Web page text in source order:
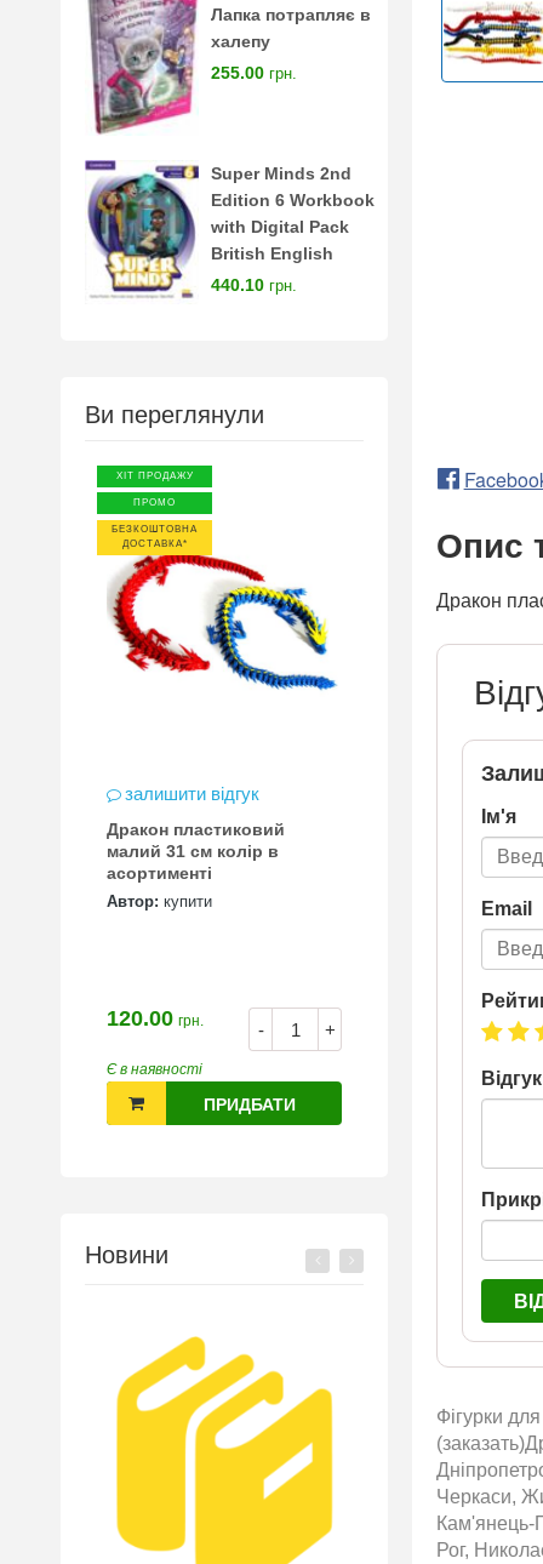
Лапка потрапляє в
халепу
255.00 грн.
Super Minds 2nd
Edition 6 Workbook
with Digital Pack
British English
440.10 грн.
Ви переглянули
ХІТ ПРОДАЖУ
ПРОМО
БЕЗКОШТОВНА
ДОСТАВКА*
залишити відгук
Дракон пластиковий
малий 31 см колір в
асортименті
Автор: купити
- +
120.00 грн.
Є в наявності
ПРИДБАТИ
Новини
Опис
Дракон
Ім'я
Email
Відгук
Фігурки
Черкаси,
Кам'янець-
Рог,